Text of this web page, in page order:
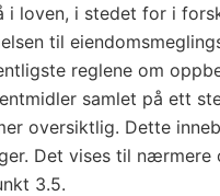
i loven, i stedet for i
til
reglene om
samlet på ett
oversiktlig. Dette
Det vises til nærmere
3.5.